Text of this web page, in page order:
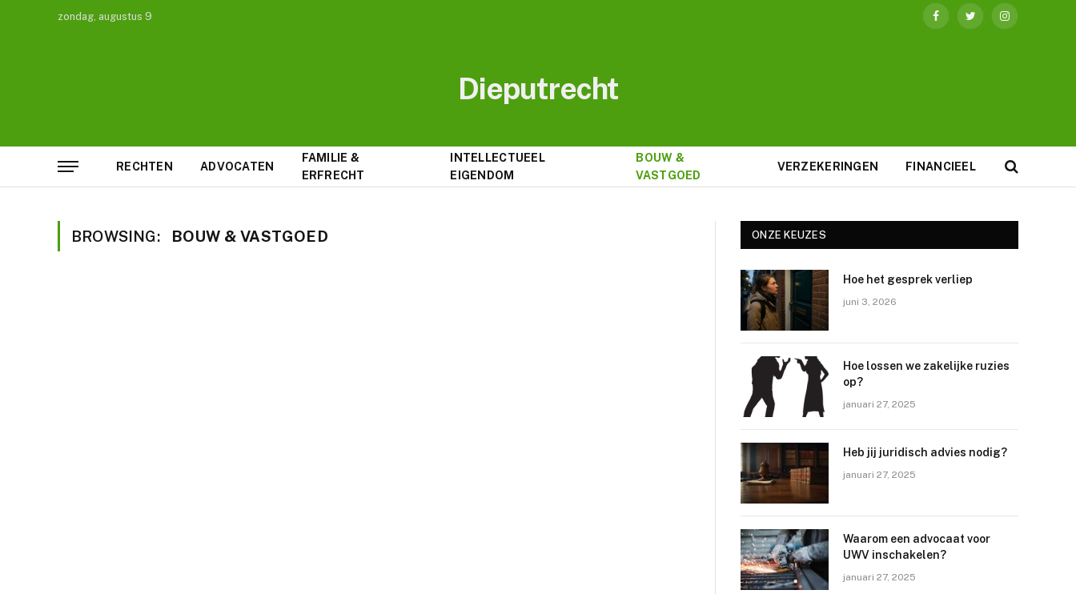
zondag, augustus 9
FacebookTwitterInstagram
Dieputrecht
RECHTEN ADVOCATEN
FAMILIE &
ERFRECHT
INTELLECTUEEL
EIGENDOM
BOUW &
VASTGOED
VERZEKERINGEN FINANCIEEL
BROWSING: BOUW & VASTGOED ONZE KEUZES
Hoe het gesprek verliep
juni 3, 2026
Hoe lossen we zakelijke ruzies
op?
januari 27, 2025
Heb jij juridisch advies nodig?
januari 27, 2025
Waarom een advocaat voor
UWV inschakelen?
januari 27, 2025